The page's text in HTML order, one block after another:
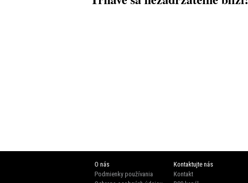
O nás
Podmienky používania
Kontaktujte nás
Kontakt